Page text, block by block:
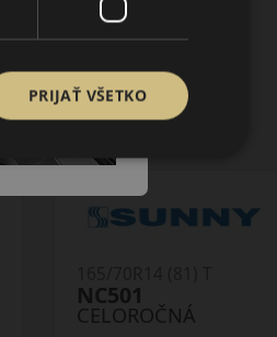
CELOROČNÁ
AS210
PRIJAŤ VŠETKO